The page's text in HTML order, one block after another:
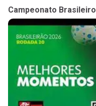
Campeonato Brasileiro